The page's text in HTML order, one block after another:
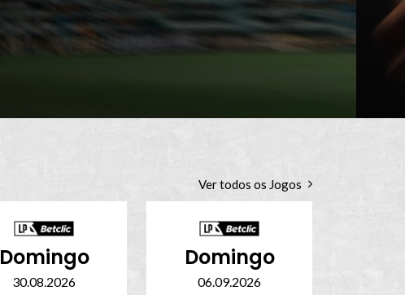
Ver todos os Jogos
Domingo
30.08.2026
Domingo
06.09.2026